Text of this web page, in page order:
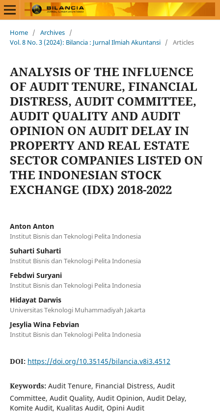
Home / Archives /
Vol. 8 No. 3 (2024): Bilancia : Jurnal Ilmiah Akuntansi / Articles
ANALYSIS OF THE INFLUENCE
OF AUDIT TENURE, FINANCIAL
DISTRESS, AUDIT COMMITTEE,
AUDIT QUALITY AND AUDIT
OPINION ON AUDIT DELAY IN
PROPERTY AND REAL ESTATE
SECTOR COMPANIES LISTED ON
THE INDONESIAN STOCK
EXCHANGE (IDX) 2018-2022
Anton Anton
Institut Bisnis dan Teknologi Pelita Indonesia
Suharti Suharti
Institut Bisnis dan Teknologi Pelita Indonesia
Febdwi Suryani
Institut Bisnis dan Teknologi Pelita Indonesia
Hidayat Darwis
Universitas Teknologi Muhammadiyah Jakarta
Jesylia Wina Febvian
Institut Bisnis dan Teknologi Pelita Indonesia
DOI: https://doi.org/10.35145/bilancia.v8i3.4512
Keywords: Audit Tenure, Financial Distress, Audit
Committee, Audit Quality, Audit Opinion, Audit Delay,
Komite Audit, Kualitas Audit, Opini Audit